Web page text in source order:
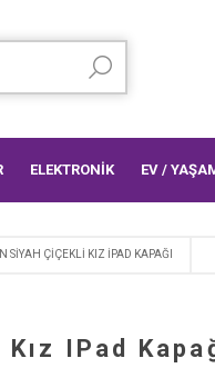
ELEKTRONİK EV /
SIYAH ÇIÇEKLI KIZ IPAD KAPAĞI
IPad